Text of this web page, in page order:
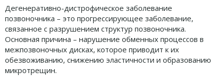
Дегенеративно-дистрофическое заболевание
позвоночника – это прогрессирующее заболевание,
связанное с разрушением структур позвоночника.
Основная причина – нарушение обменных процессов в
межпозвоночных дисках, которое приводит к их
обезвоживанию, снижению эластичности и образованию
микротрещин.